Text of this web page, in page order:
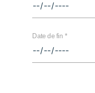
Date de fin *